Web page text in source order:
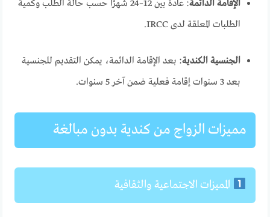
الإقامة الدائمة
: عادةً بين 12–24 شهرًا حسب حالة الطلب وكمية
الطلبات المعلقة لدى IRCC.
الجنسية الكندية: بعد الإقامة الدائمة، يمكن التقديم للجنسية
بعد 3 سنوات إقامة فعلية ضمن آخر 5 سنوات.
مميزات الزواج من كندية بدون مبالغة
المميزات الاجتماعية والثقافية